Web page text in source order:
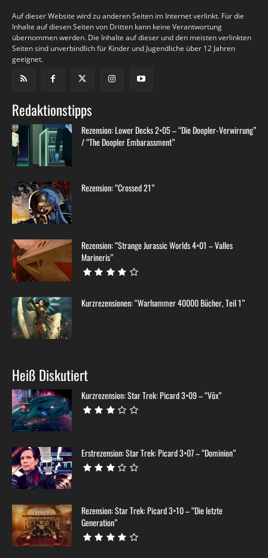
Auf dieser Website wird zu anderen Seiten im Internet verlinkt. Für die
Inhalte auf diesen Seiten von Dritten kann keine Verantwortung
übernommen werden. Die Inhalte auf dieser und den meisten verlinkten
Seiten sind unverbindlich für Kinder und Jugendliche über 12 Jahren
geeignet.
Redaktionstipps
Rezension: Lower Decks 2×05 – “Die Doopler-Verwirrung”
/ “The Doopler Embarassment”
Rezension: “Crossed 21”
Rezension: “Strange Jurassic Worlds 4×01 – Valles
Marineris”
Kurzrezensionen: “Warhammer 40000 Bücher, Teil 1”
Heiß Diskutiert
Kurzrezension: Star Trek: Picard 3×09 – “Võx”
Erstrezension: Star Trek: Picard 3×07 – “Dominion”
Rezension: Star Trek: Picard 3×10 – “Die letzte
Generation”